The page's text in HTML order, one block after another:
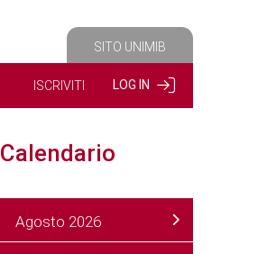
SITO UNIMIB
LOG IN
ISCRIVITI
Calendario
Agosto 2026